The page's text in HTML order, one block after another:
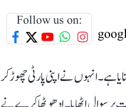
Follow us on:
ہے۔ انہوں نے اپنی پارٹی چھوڑ کر